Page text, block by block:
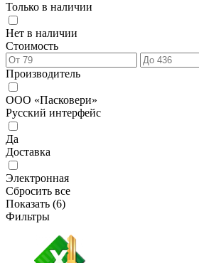
Только в наличии
Нет в наличии
Стоимость
Производитель
ООО «Пасковери»
Русский интерфейс
Да
Доставка
Электронная
Сбросить все
Показать (6)
Фильтры